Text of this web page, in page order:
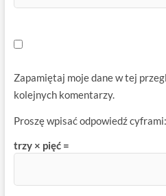
Zapamiętaj moje dane w tej
kolejnych komentarzy.
Proszę wpisać odpowiedź cyframi:
trzy × pięć =